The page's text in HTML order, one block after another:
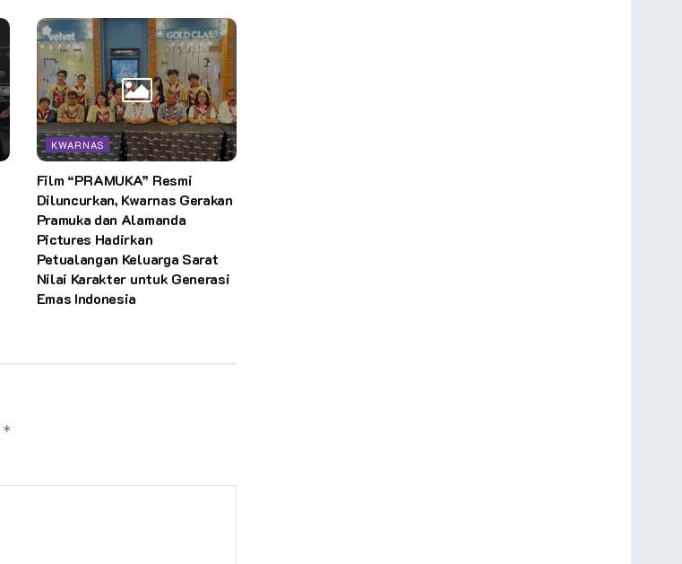
KWARNAS
Film “PRAMUKA” Resmi
Diluncurkan, Kwarnas Gerakan
Pramuka dan Alamanda
Pictures Hadirkan
Petualangan Keluarga Sarat
Nilai Karakter untuk Generasi
Emas Indonesia
*